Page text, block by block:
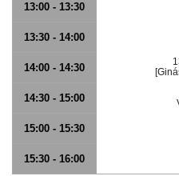
13:00 - 13:30
13:30 - 14:00
14:00 - 14:30
14:30 - 15:00
15:00 - 15:30
15:30 - 16:00